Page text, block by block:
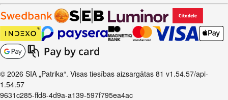
© 2026 SIA „Patrika“. Visas tiesības aizsargātas 81 v1.54.57/api-
1.54.57
9631c285-ffd8-4d9a-a139-597f795ea4ac